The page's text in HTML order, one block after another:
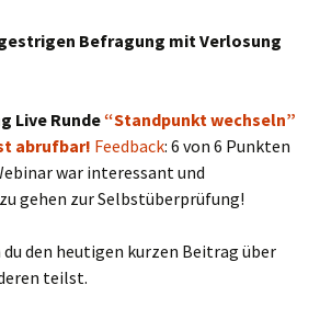
Befragung mit Verlosung
Live Runde“Standpunkt wechseln”
abrufbar! Feedback: 6 von 6 Punkten
war interessant und
gehen zur Selbstüberprüfung!
den heutigen kurzen Beitrag über
teilst.